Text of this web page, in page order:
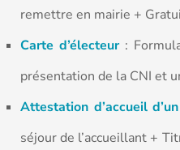
remettre en mairie +
Carte d’électeur:
présentation de la CNI et
Attestation d’accueil
séjour de l’accueillant +